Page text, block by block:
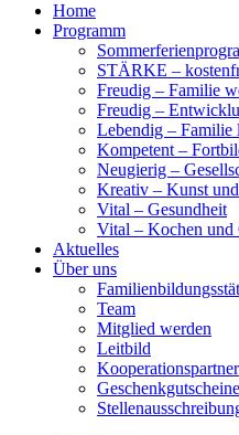
Home
Programm
STÄRKE –
Freudig – Familie
Freudig –
Lebendig – Familie
Kompetent –
Neugierig –
Kreativ – Kunst
Vital – Gesundheit
Vital – Kochen und
Aktuelles
Über uns
Team
Mitglied werden
Leitbild
Kooperationspartner
Geschenkgutscheine